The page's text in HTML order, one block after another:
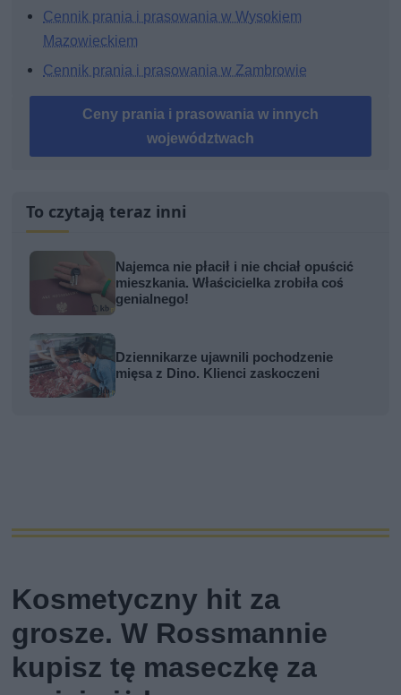
Cennik prania i prasowania w Wysokiem
Mazowieckiem
Cennik prania i prasowania w Zambrowie
Ceny prania i prasowania w innych
województwach
To czytają teraz inni
Najemca nie płacił i nie chciał opuścić
mieszkania. Właścicielka zrobiła coś
genialnego!
Dziennikarze ujawnili pochodzenie
mięsa z Dino. Klienci zaskoczeni
Kosmetyczny hit za
grosze. W Rossmannie
kupisz tę maseczkę za